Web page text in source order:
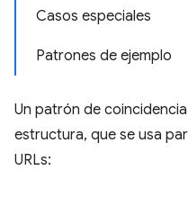
Casos especiales
Patrones de ejemplo
Un patrón de
estructura, que se usa
URLs: